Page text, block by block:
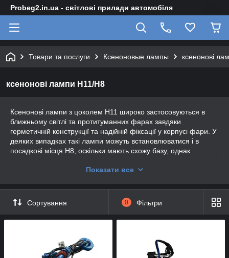
Probeg2.in.ua - світлові прилади автомобіля
Товари та послуги Ксеноновые лампы ксенонові
ксенонові лампи H11/H8
Ксенонові лампи з цоколем H11 широко застосовуються в
ближньому світлі та протитуманних фарах завдяки
герметичній конструкції та надійній фіксації у корпусі фари. У
деяких випадках такі лампи можуть встановлюватися і в
посадкові місця H8, оскільки мають схожу базу, однак
роботи на газорозрядній дузі вони забезпечують більш
лампами, що покращує видимість у темний час доби та
складних погодних умов. Такий формат залишається
практичним рішенням для сучасної оптики, де важлива точна
посадка та якісне освітлення дороги.
Показати все
Сортування 0 Фільтри